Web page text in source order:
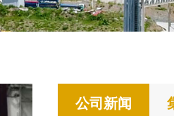
公司新闻